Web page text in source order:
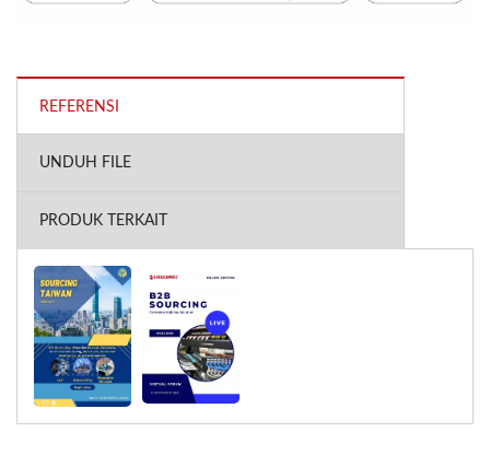
REFERENSI
UNDUH FILE
PRODUK TERKAIT